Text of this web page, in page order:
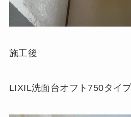
施工後
LIXIL洗面台オフト750タイ